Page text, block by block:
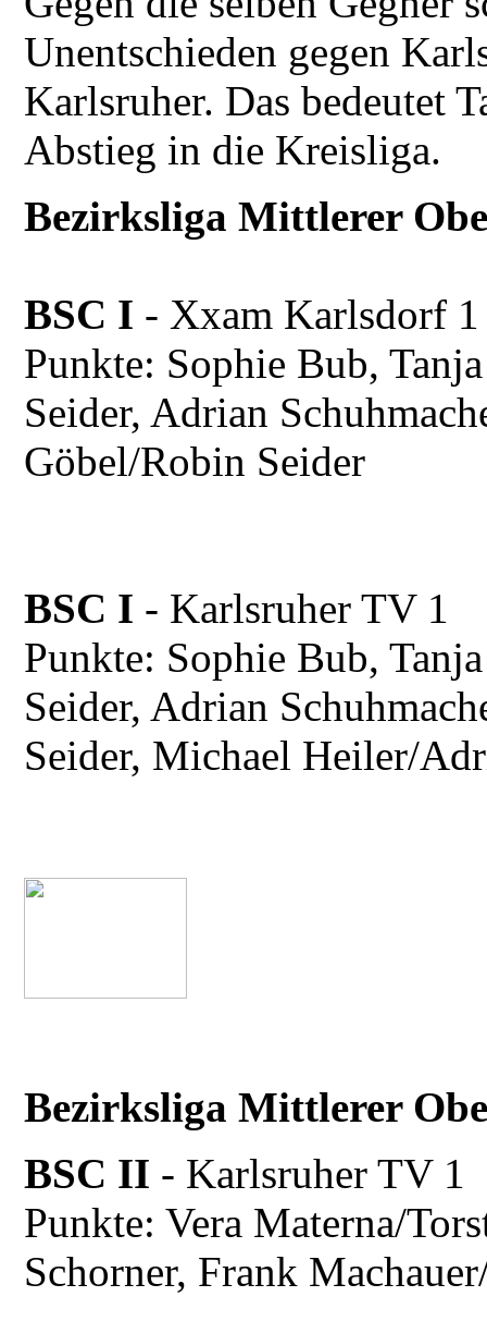
Unentschieden gegen
Karlsruher. Das bedeutet
Abstieg in die Kreisliga.
Bezirksliga Mittlerer
BSC I - Xxam
Punkte: Sophie Bub,
Seider, Adrian
Göbel/Robin Seider
BSC I - Karlsruher TV
Punkte: Sophie Bub,
Seider, Adrian
Seider, Michael Heiler/
Bezirksliga Mittlerer
BSC II - Karlsruher
Punkte: Vera Materna/
Schorner, Frank